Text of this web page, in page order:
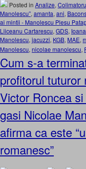
Posted in Analize,
Manolescu”, amanta, ani,
ai mintii - Manolescu Plesu
Liiceanu Cartarescu, GDS,
Manolescu, jacuzzi, KGB, MAE,
Manolescu, nicolae manolescu,
Cum s-a
profitorul tuturor
Victor Roncea
gasi Nicolae
afirma ca este
romanesc”